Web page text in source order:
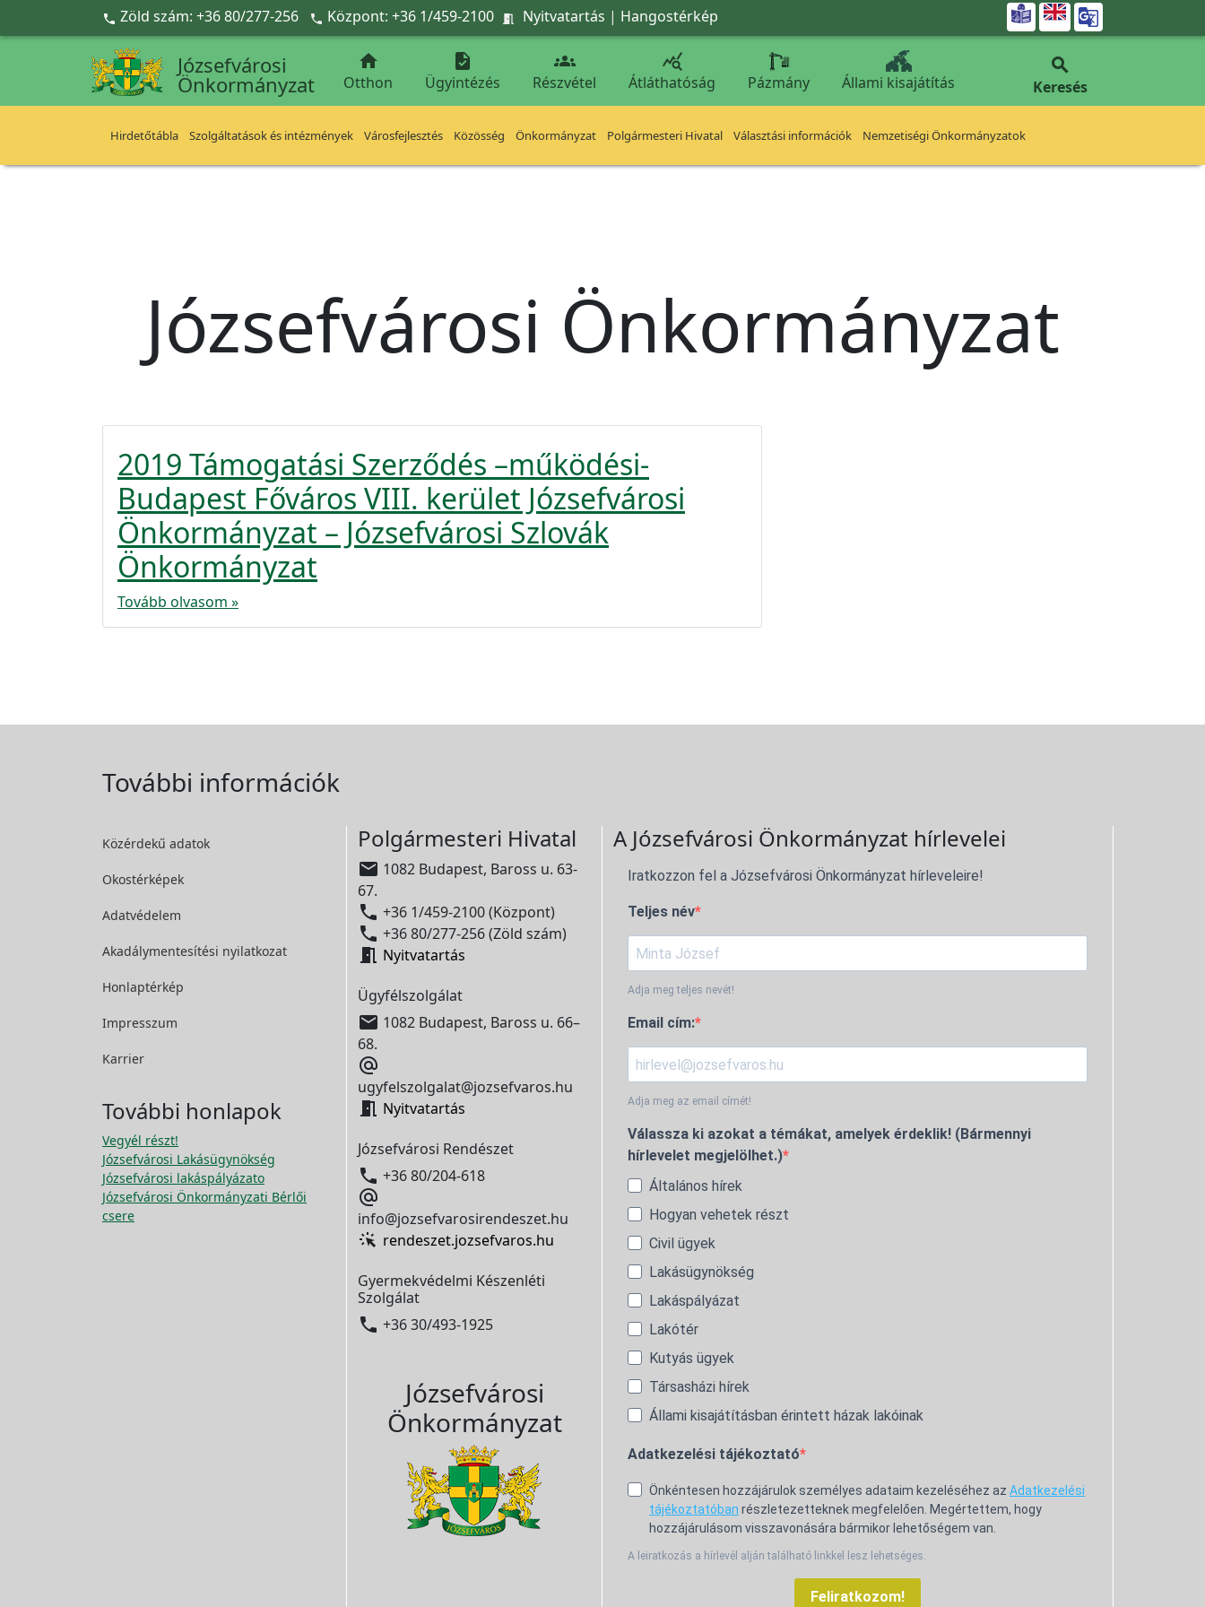
Ugrás a fő tartalomra
 Zöld szám: +36 80/277-256  Központ: +36 1/459-2100  Nyitvatartás | Hangostérkép 
Józsefvárosi
Önkormányzat

Otthon

Ügyintézés

Részvétel

Átláthatóság Pázmány Állami kisajátítás

Keresés
Hirdetőtábla Szolgáltatások és intézmények Városfejlesztés Közösség Önkormányzat Polgármesteri Hivatal Választási információk Nemzetiségi Önkormányzatok
Józsefvárosi Önkormányzat
2019 Támogatási Szerződés –működési-
Budapest Főváros VIII. kerület Józsefvárosi
Önkormányzat – Józsefvárosi Szlovák
Önkormányzat
Tovább olvasom »
További információk
Közérdekű adatok
Okostérképek
Adatvédelem
Akadálymentesítési nyilatkozat
Honlaptérkép
Impresszum
Karrier
További honlapok
Vegyél részt!
Józsefvárosi Lakásügynökség
Józsefvárosi lakáspályázato
Józsefvárosi Önkormányzati Bérlői
csere
Polgármesteri Hivatal
 1082 Budapest, Baross u. 63-
67.
 +36 1/459-2100 (Központ)
 +36 80/277-256 (Zöld szám)
 Nyitvatartás
Ügyfélszolgálat
 1082 Budapest, Baross u. 66–
68.

ugyfelszolgalat@jozsefvaros.hu
 Nyitvatartás
Józsefvárosi Rendészet
 +36 80/204-618

info@jozsefvarosirendeszet.hu
rendeszet.jozsefvaros.hu
Gyermekvédelmi Készenléti
Szolgálat
 +36 30/493-1925
Józsefvárosi
Önkormányzat
A Józsefvárosi Önkormányzat hírlevelei
Iratkozzon fel a Józsefvárosi Önkormányzat hírleveleire!
Teljes név
Adja meg teljes nevét!
Email cím:
Adja meg az email címét!
Válassza ki azokat a témákat, amelyek érdeklik! (Bármennyi
hírlevelet megjelölhet.)
Általános hírek
Hogyan vehetek részt
Civil ügyek
Lakásügynökség
Lakáspályázat
Lakótér
Kutyás ügyek
Társasházi hírek
Állami kisajátításban érintett házak lakóinak
Adatkezelési tájékoztató
Önkéntesen hozzájárulok személyes adataim kezeléséhez az Adatkezelési
tájékoztatóban részletezetteknek megfelelően. Megértettem, hogy
hozzájárulásom visszavonására bármikor lehetőségem van.
A leiratkozás a hírlevél alján található linkkel lesz lehetséges.
Feliratkozom!